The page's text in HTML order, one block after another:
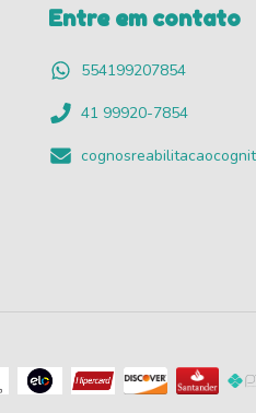
Entre em contato
554199207854
41 99920-7854